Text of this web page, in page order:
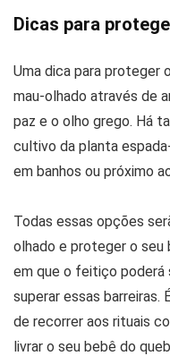
Dicas para
Uma dica para proteger
mau-olhado através de
paz e o olho grego. Há
cultivo da planta
em banhos ou próximo
Todas essas opções
olhado e proteger o seu
em que o feitiço poderá
superar essas
de recorrer aos rituais
livrar o seu bebê do